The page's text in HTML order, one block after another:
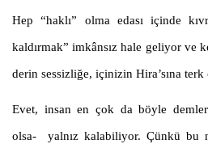
Hep “haklı” olma edası içinde
kaldırmak” imkânsız hale geliyor ve
derin sessizliğe, içinizin Hira’sına
Evet, insan en çok da böyle
olsa- yalnız kalabiliyor. Çünkü bu